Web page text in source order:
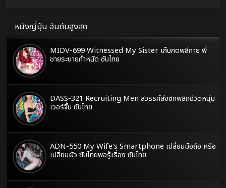
หนังญี่ปุ่น อันดับสูงสุด
MIDV-699 Witnessed My Sister เก็บกดพลีกาย พี่
ชายระบายกำหนัด ซับไทย
DASS-321 Recruiting Men สวรรค์ส่งซิกพลิกชีวิตหนุ่ม
เวอร์จิ้น ซับไทย
ADN-550 My Wife's Smartphone เปลี่ยนมือถือ หรือ
เปลี่ยนผัว ซับไทยพอรู้เรื่อง ซับไทย